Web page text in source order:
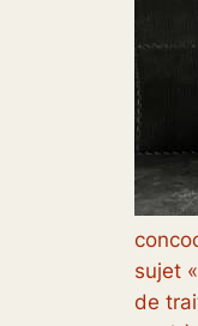
sujet
de